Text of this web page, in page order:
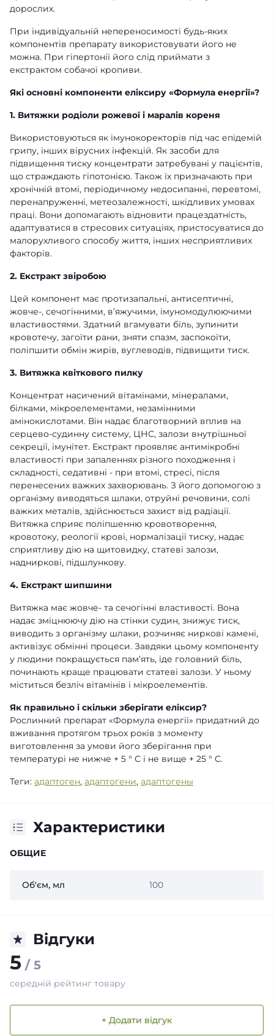
дорослих.
При індивідуальній непереносимості будь-яких
компонентів препарату використовувати його не
можна. При гіпертонії його слід приймати з
екстрактом собачої кропиви.
Які основні компоненти еліксиру «Формула енергії»?
1. Витяжки родіоли рожевої і маралів кореня
Використовуються як імунокоректорів під час епідемій
грипу, інших вірусних інфекцій. Як засоби для
підвищення тиску концентрати затребувані у пацієнтів,
що страждають гіпотонією. Також їх призначають при
хронічній втомі, періодичному недосипанні, перевтомі,
перенапруженні, метеозалежності, шкідливих умовах
праці. Вони допомагають відновити працездатність,
адаптуватися в стресових ситуаціях, пристосуватися до
малорухливого способу життя, інших несприятливих
факторів.
2. Екстракт звіробою
Цей компонент має протизапальні, антисептичні,
жовче-, сечогінними, в’яжучими, імуномодулюючими
властивостями. Здатний вгамувати біль, зупинити
кровотечу, загоїти рани, зняти спазм, заспокоїти,
поліпшити обмін жирів, вуглеводів, підвищити тиск.
3. Витяжка квіткового пилку
Концентрат насичений вітамінами, мінералами,
білками, мікроелементами, незамінними
амінокислотами. Він надає благотворний вплив на
серцево-судинну систему, ЦНС, залози внутрішньої
секреції, імунітет. Екстракт проявляє антимікробні
властивості при запаленнях різного походження і
складності, седативні - при втомі, стресі, після
перенесених важких захворювань. З його допомогою з
організму виводяться шлаки, отруйні речовини, солі
важких металів, здійснюється захист від радіації.
Витяжка сприяє поліпшенню кровотворення,
кровотоку, реології крові, нормалізації тиску, надає
сприятливу дію на щитовидку, статеві залози,
надниркові, підшлункову.
4. Екстракт шипшини
Витяжка має жовче- та сечогінні властивості. Вона
надає зміцнюючу дію на стінки судин, знижує тиск,
виводить з організму шлаки, розчиняє ниркові камені,
активізує обмінні процеси. Завдяки цьому компоненту
у людини покращується пам’ять, іде головний біль,
починають краще працювати статеві залози. У ньому
міститься безліч вітамінів і мікроелементів.
Як правильно і скільки зберігати еліксир?
Рослинний препарат «Формула енергії» придатний до
вживання протягом трьох років з моменту
виготовлення за умови його зберігання при
температурі не нижче + 5 ° С і не вище + 25 ° С.
Теги: адаптоген, адаптогени, адаптогены
Характеристики
ОБЩИЕ
Об'єм, мл 100
Відгуки
5 / 5
середній рейтинг товару
+ Додати відгук